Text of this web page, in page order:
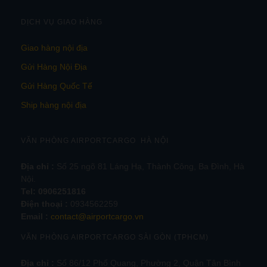
DỊCH VỤ GIAO HÀNG
Giao hàng nội địa
Gửi Hàng Nội Địa
Gửi Hàng Quốc Tế
Ship hàng nội địa
VĂN PHÒNG AIRPORTCARGO HÀ NỘI
contact@airportcargo.vn
VĂN PHÒNG AIRPORTCARGO SÀI GÒN (TPHCM)